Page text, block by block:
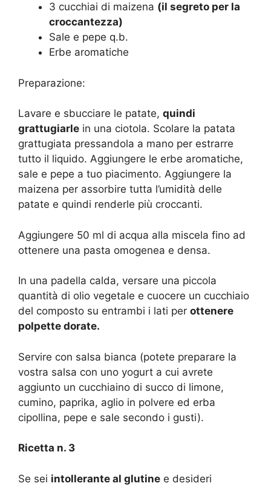
3 cucchiai di maizena (il segreto per la
croccantezza)
Sale e pepe q.b.
Erbe aromatiche
Preparazione:
Lavare e sbucciare le patate, quindi
grattugiarle in una ciotola. Scolare la patata
grattugiata pressandola a mano per estrarre
tutto il liquido. Aggiungere le erbe aromatiche,
sale e pepe a tuo piacimento. Aggiungere la
maizena per assorbire tutta l’umidità delle
patate e quindi renderle più croccanti.
Aggiungere 50 ml di acqua alla miscela fino ad
ottenere una pasta omogenea e densa.
In una padella calda, versare una piccola
quantità di olio vegetale e cuocere un cucchiaio
del composto su entrambi i lati per ottenere
polpette dorate.
Servire con salsa bianca (potete preparare la
vostra salsa con uno yogurt a cui avrete
aggiunto un cucchiaino di succo di limone,
cumino, paprika, aglio in polvere ed erba
cipollina, pepe e sale secondo i gusti).
Ricetta n. 3
Se sei intollerante al glutine e desideri